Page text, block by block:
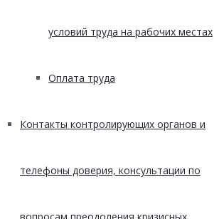
условий труда на рабочих местах
Оплата труда
Контакты контролирующих органов и
телефоны доверия, консультации по